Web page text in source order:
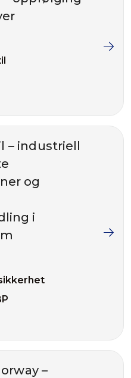
– industriell
og
i
–